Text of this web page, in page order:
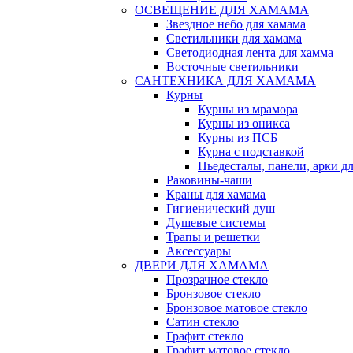
ОСВЕЩЕНИЕ ДЛЯ ХАМАМА
Звездное небо для хамама
Светильники для хамама
Светодиодная лента для хамма
Восточные светильники
САНТЕХНИКА ДЛЯ ХАМАМА
Курны
Курны из мрамора
Курны из оникса
Курны из ПСБ
Курна с подставкой
Пьедесталы, панели, арки
Раковины-чаши
Краны для хамама
Гигиенический душ
Душевые системы
Трапы и решетки
Аксессуары
ДВЕРИ ДЛЯ ХАМАМА
Прозрачное стекло
Бронзовое стекло
Бронзовое матовое стекло
Сатин стекло
Графит стекло